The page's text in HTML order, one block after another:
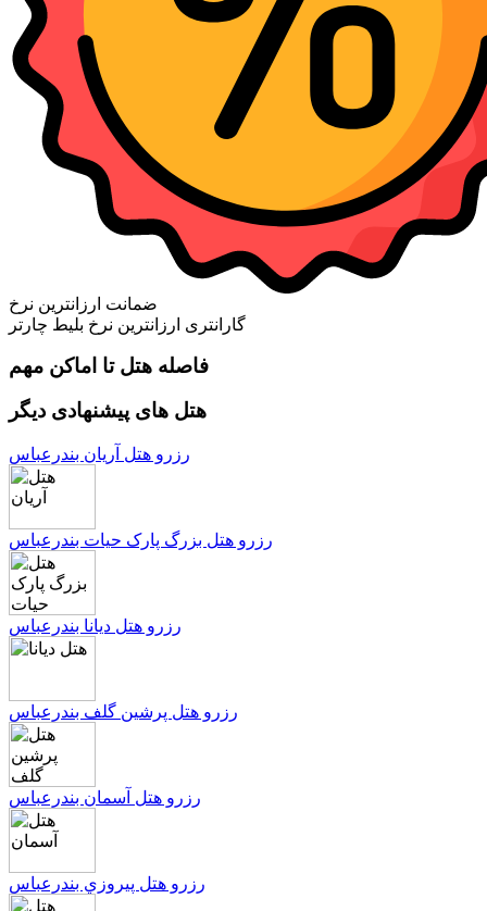
ضمانت ارزانترین نرخ
گارانتری ارزانترین نرخ بلیط چارتر
فاصله هتل تا اماکن مهم
هتل های پیشنهادی دیگر
رزرو هتل آريان بندرعباس
رزرو هتل بزرگ پارک حيات بندرعباس
رزرو هتل ديانا بندرعباس
رزرو هتل پرشين گلف بندرعباس
رزرو هتل آسمان بندرعباس
رزرو هتل پيروزي بندرعباس